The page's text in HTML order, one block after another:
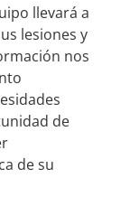
llevará a
lesiones y
nos
de
de su